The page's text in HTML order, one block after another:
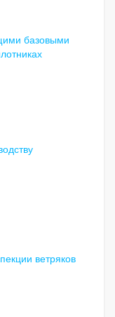
базовыми
ветряков